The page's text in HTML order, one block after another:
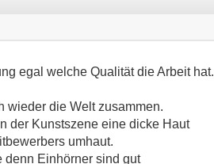
egal welche Qualität die Arbeit hat.
wieder die Welt zusammen.
der Kunstszene eine dicke Haut
umhaut.
denn Einhörner sind gut